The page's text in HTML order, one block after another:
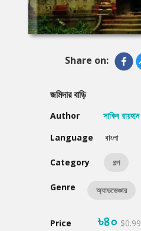
Share on:
জমিদার বাড়ি
Author
সাকিব রায়হান
Language
বাংলা
Category গল্প
Genre অ্যাডভেঞ্চার
Price ৳৪০ $0.99